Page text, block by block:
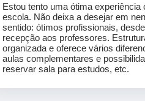
Estou tento uma ótima experiência
escola. Não deixa a desejar em
sentido: ótimos profissionais,
recepção aos professores.
organizada e oferece vários
aulas complementares e
reservar sala para estudos, etc.